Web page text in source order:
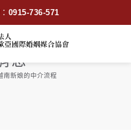
0915-736-571
息
南新娘的中介流程